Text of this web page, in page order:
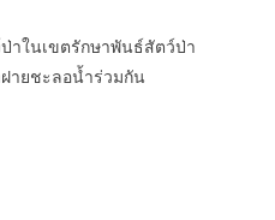
าในเขตรักษาพันธ์สัตว์ป่า
ายชะลอน้ำร่วมกัน